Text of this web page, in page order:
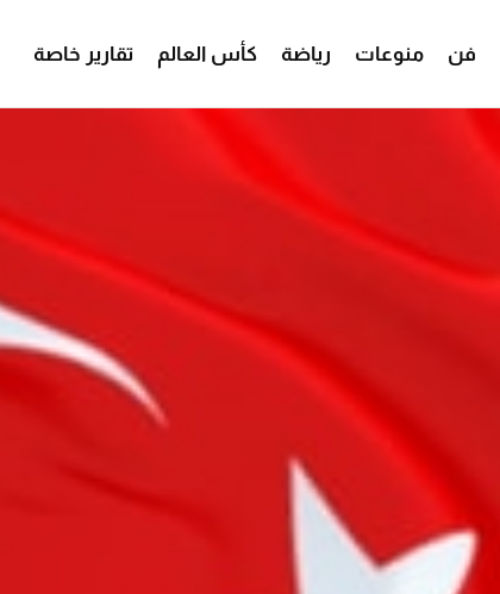
فن منوعات رياضة كأس العالم تقارير خاصة